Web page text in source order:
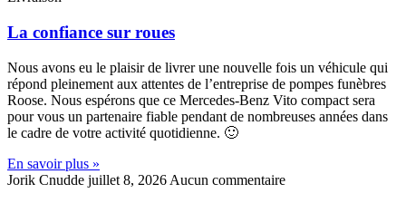
La confiance sur roues
Nous avons eu le plaisir de livrer une nouvelle fois un véhicule qui
répond pleinement aux attentes de l’entreprise de pompes funèbres
Roose. Nous espérons que ce Mercedes-Benz Vito compact sera
pour vous un partenaire fiable pendant de nombreuses années dans
le cadre de votre activité quotidienne. 🙂
En savoir plus »
Jorik Cnudde juillet 8, 2026 Aucun commentaire